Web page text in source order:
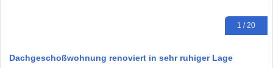
1 / 20
Dachgeschoßwohnung renoviert in sehr ruhiger Lage